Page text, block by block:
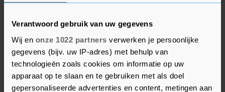
Verantwoord gebruik van uw gegevens
Wij en onze 1022 partners verwerken je persoonlijke
gegevens (bijv. uw IP-adres) met behulp van
technologieën zoals cookies om informatie op uw
apparaat op te slaan en te gebruiken met als doel
gepersonaliseerde advertenties en content, metingen aan
Laatste woord
R. nam uitgebreid de tijd voor het laatste woord.
In zijn cel had hij zeven kantjes volgeschreven.
"Ik zit al vier jaar onschuldig vast", zei R. "Ik ben
nog nooit op de Posbank gewest. Het verhaal dat